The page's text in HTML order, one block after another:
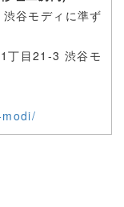
谷モディに準ず
丁目21-3 渋谷モ